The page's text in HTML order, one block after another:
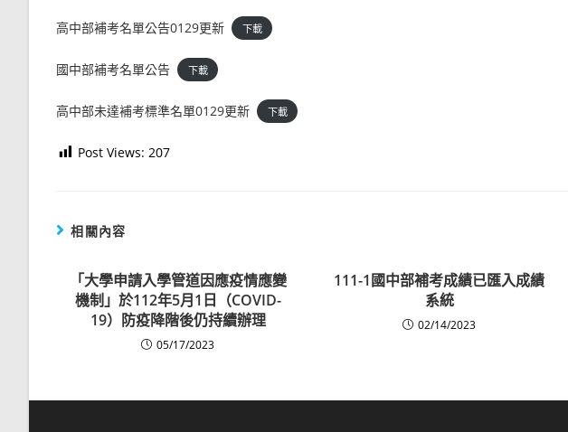
高中部補考名單公告0129更新 下載
國中部補考名單公告 下載
高中部未達補考標準名單0129更新 下載
Post Views: 207
相關內容
「大學申請入學管道因應疫情應變
機制」於112年5月1日（COVID-
19）防疫降階後仍持續辦理
05/17/2023
111-1國中部補考成績已匯入成績
系統
02/14/2023